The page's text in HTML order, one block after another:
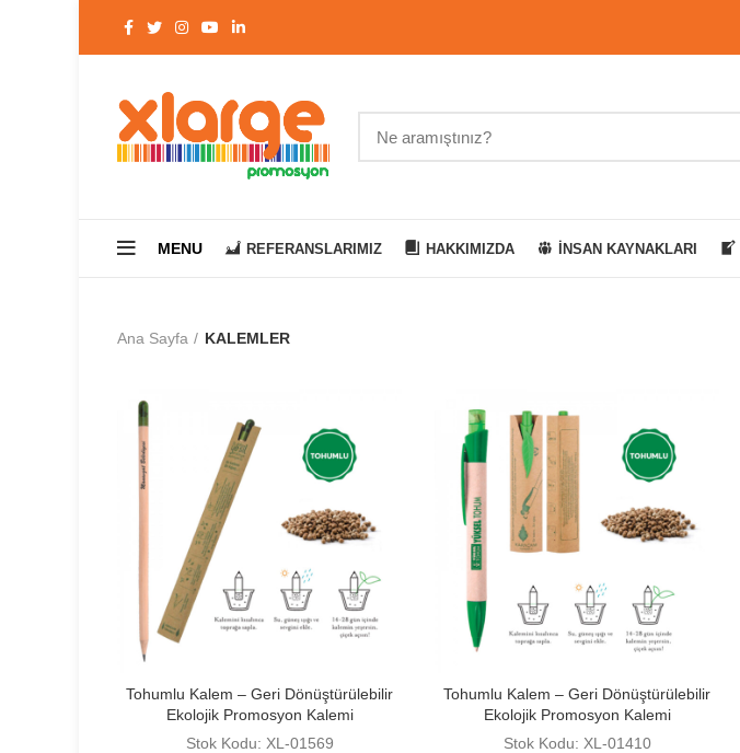
MENU REFERANSLARIMIZ HAKKIMIZDA İNSAN KAYNAKLARI
Ana Sayfa KALEMLER
Tohumlu Kalem – Geri Dönüştürülebilir
Ekolojik Promosyon Kalemi
Stok Kodu: XL-01569
Tohumlu Kalem – Geri Dönüştürülebilir
Ekolojik Promosyon Kalemi
Stok Kodu: XL-01410